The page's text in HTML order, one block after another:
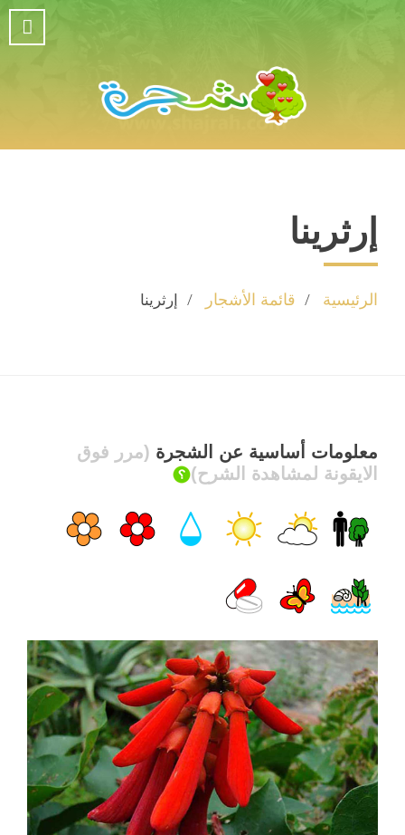
إرثرينا
الرئيسية قائمة الأشجار إرثرينا
معلومات أساسية عن الشجرة (مرر فوق
الايقونة لمشاهدة الشرح)